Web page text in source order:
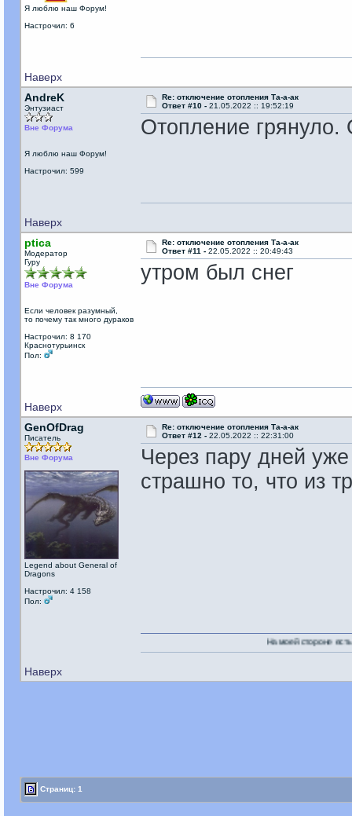
Я люблю наш Форум!
Настрочил: 6
Наверх
AndreK
Энтузиаст
Вне Форума
Я люблю наш Форум!
Настрочил: 599
Re: отключение отопления Та-а-ак
Ответ #10 - 21.05.2022 :: 19:52:19
Отопление
Наверх
ptica
Модератор
Гуру
Вне Форума
Если человек разумный,
то почему так много дураков
Настрочил: 8 170
Краснотурьинск
Пол:
Re: отключение отопления Та-а-ак
Ответ #11 - 22.05.2022 :: 20:49:43
утром был снег
Наверх
GenOfDrag
Писатель
Вне Форума
Legend about General of
Dragons
Настрочил: 4 158
Пол:
Re: отключение отопления Та-а-ак
Ответ #12 - 22.05.2022 :: 22:31:00
Через пару дней
страшно то, что из
Наверх
На моей стороне есть Никто!
Страниц: 1